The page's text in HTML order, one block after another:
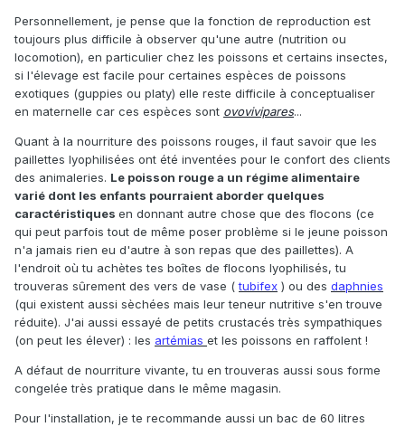
Personnellement, je pense que la fonction de reproduction est
toujours plus difficile à observer qu'une autre (nutrition ou
locomotion), en particulier chez les poissons et certains insectes,
si l'élevage est facile pour certaines espèces de poissons
exotiques (guppies ou platy) elle reste difficile à conceptualiser
en maternelle car ces espèces sont ovovivipares...
Quant à la nourriture des poissons rouges, il faut savoir que les
paillettes lyophilisées ont été inventées pour le confort des clients
des animaleries. Le poisson rouge a un régime alimentaire
varié dont les enfants pourraient aborder quelques
caractéristiques en donnant autre chose que des flocons (ce
qui peut parfois tout de même poser problème si le jeune poisson
n'a jamais rien eu d'autre à son repas que des paillettes). A
l'endroit où tu achètes tes boîtes de flocons lyophilisés, tu
trouveras sûrement des vers de vase (tubifex ) ou des daphnies
(qui existent aussi sèchées mais leur teneur nutritive s'en trouve
réduite). J'ai aussi essayé de petits crustacés très sympathiques
(on peut les élever) : les artémias et les poissons en raffolent !
A défaut de nourriture vivante, tu en trouveras aussi sous forme
congelée très pratique dans le même magasin.
Pour l'installation, je te recommande aussi un bac de 60 litres